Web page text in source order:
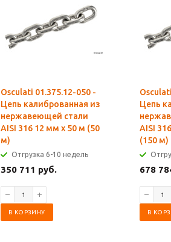
Osculati 01.375.12-050 -
Цепь калиброванная из
нержавеющей стали
AISI 316 12 мм x 50 м (50
м)
Отгрузка 6-10 недель
350 711 руб.
В КОРЗИНУ
Цепь
AISI
(150 м)
678
В